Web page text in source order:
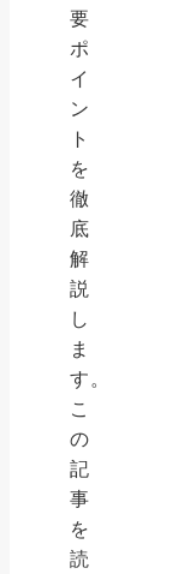
要
ポ
イ
ン
ト
を
徹
底
解
説
し
ま
す。
こ
の
記
事
を
読